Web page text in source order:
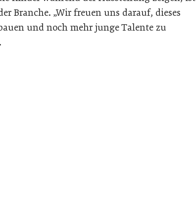
Branche. „Wir freuen uns darauf, dieses
und noch mehr junge Talente zu